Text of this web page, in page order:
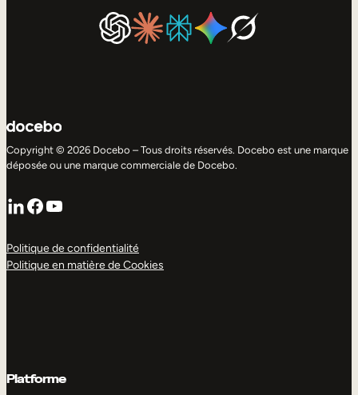
Copyright © 2026 Docebo – Tous droits réservés. Docebo est une marque
déposée ou une marque commerciale de Docebo.
LinkedIn
Facebook
YouTube
Politique de confidentialité
Politique en matière de Cookies
Platforme